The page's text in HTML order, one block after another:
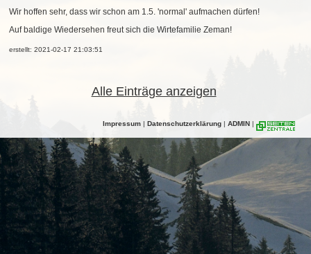
Wir hoffen sehr, dass wir schon am 1.5. 'normal' aufmachen dürfen!
Auf baldige Wiedersehen freut sich die Wirtefamilie Zeman!
erstellt: 2021-02-17 21:03:51
Alle Einträge anzeigen
Impressum | Datenschutzerklärung | ADMIN |